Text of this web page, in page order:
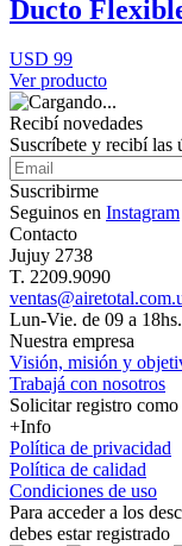
Ducto
USD 99
Ver producto
Recibí novedades
Suscríbete y recibí las
Suscribirme
Seguinos en Instagram
Contacto
Jujuy 2738
T. 2209.9090
Lun-Vie. de 09 a
Nuestra empresa
Visión, misión y
Trabajá con nosotros
Solicitar registro
+Info
Política de privacidad
Política de calidad
Condiciones de uso
Para acceder a los
debes estar registrado